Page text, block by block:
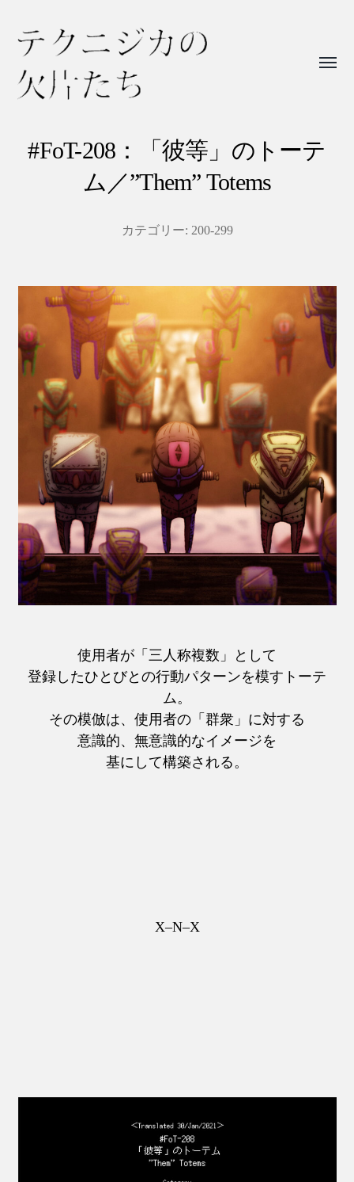
ニ
片
ち
#FoT-208：「彼等」のトーテ
ム／”Them” Totems
カテゴリー: 200-299
使用者が「三人称複数」として
登録したひとびとの行動パターンを模すトーテ
ム。
その模倣は、使用者の「群衆」に対する
意識的、無意識的なイメージを
基にして構築される。
X–N–X